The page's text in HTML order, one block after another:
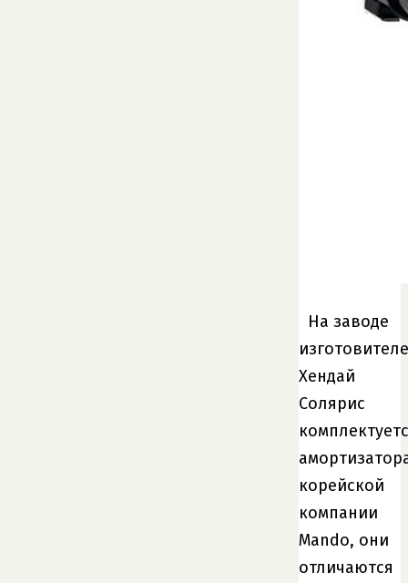
На заводе
изготовителе
Хендай
Солярис
корейской
компании
Mando, они
отличаются